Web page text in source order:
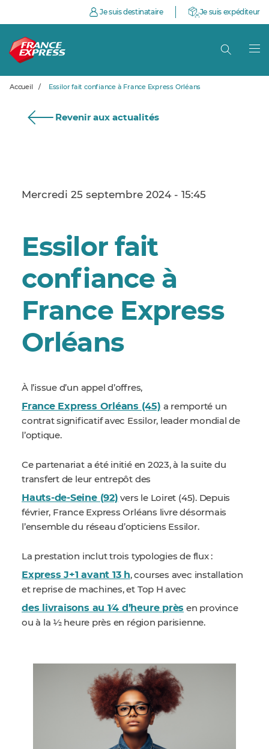
Je suis destinataire Je suis expéditeur
Accueil / Essilor fait confiance à France Express Orléans
Revenir aux actualités
Mercredi 25 septembre 2024 - 15:45
Essilor fait
confiance à
France Express
Orléans
À l’issue d’un appel d’offres,
France Express Orléans (45) a remporté un
contrat significatif avec Essilor, leader mondial de
l’optique.
Ce partenariat a été initié en 2023, à la suite du
transfert de leur entrepôt des
Hauts-de-Seine (92) vers le Loiret (45). Depuis
février, France Express Orléans livre désormais
l’ensemble du réseau d’opticiens Essilor.
La prestation inclut trois typologies de flux :
Express J+1 avant 13 h, courses avec installation
et reprise de machines, et Top H avec
des livraisons au 1⁄4 d’heure près en province
ou à la 1⁄2 heure près en région parisienne.